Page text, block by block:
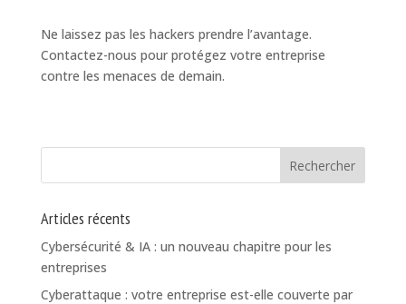
Ne laissez pas les hackers prendre l’avantage.
Contactez-nous pour protégez votre entreprise
contre les menaces de demain.
Articles récents
Cybersécurité & IA : un nouveau chapitre pour les
entreprises
Cyberattaque : votre entreprise est-elle couverte par